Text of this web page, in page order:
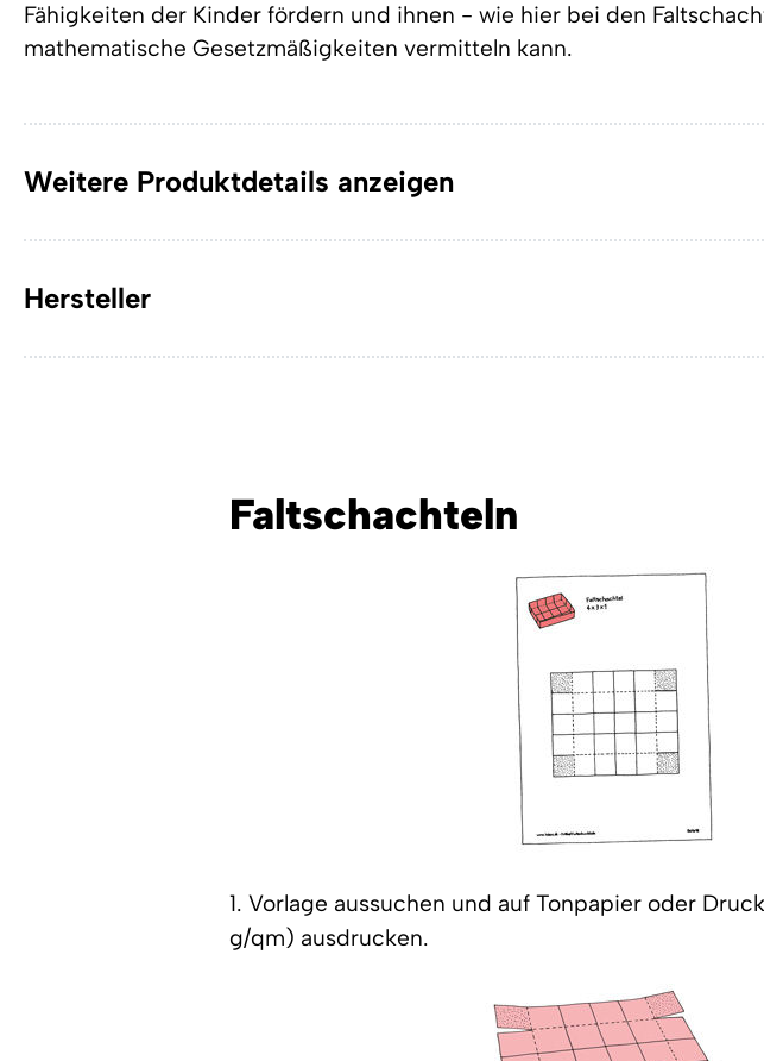
Fähigkeiten der Kinder fördern und ihnen - wie hier bei den
mathematische Gesetzmäßigkeiten vermitteln kann.
Weitere Produktdetails anzeigen
Hersteller
Faltschachteln
1. Vorlage aussuchen und auf Tonpapier oder
g/qm) ausdrucken.